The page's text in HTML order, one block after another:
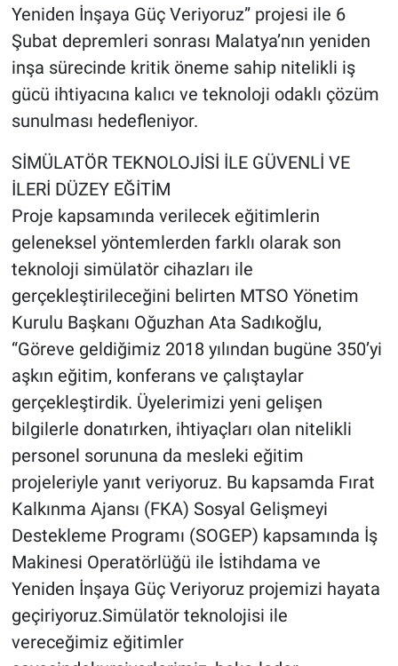
Yeniden İnşaya Güç Veriyoruz” projesi ile 6
Şubat depremleri sonrası Malatya’nın yeniden
inşa sürecinde kritik öneme sahip nitelikli iş
gücü ihtiyacına kalıcı ve teknoloji odaklı çözüm
sunulması hedefleniyor.
SİMÜLATÖR TEKNOLOJİSİ İLE GÜVENLİ VE
İLERİ DÜZEY EĞİTİM
Proje kapsamında verilecek eğitimlerin
geleneksel yöntemlerden farklı olarak son
teknoloji simülatör cihazları ile
gerçekleştirileceğini belirten MTSO Yönetim
Kurulu Başkanı Oğuzhan Ata Sadıkoğlu,
“Göreve geldiğimiz 2018 yılından bugüne 350’yi
aşkın eğitim, konferans ve çalıştaylar
gerçekleştirdik. Üyelerimizi yeni gelişen
bilgilerle donatırken, ihtiyaçları olan nitelikli
personel sorununa da mesleki eğitim
projeleriyle yanıt veriyoruz. Bu kapsamda Fırat
Kalkınma Ajansı (FKA) Sosyal Gelişmeyi
Destekleme Programı (SOGEP) kapsamında İş
Makinesi Operatörlüğü ile İstihdama ve
Yeniden İnşaya Güç Veriyoruz projemizi hayata
geçiriyoruz.Simülatör teknolojisi ile
vereceğimiz eğitimler